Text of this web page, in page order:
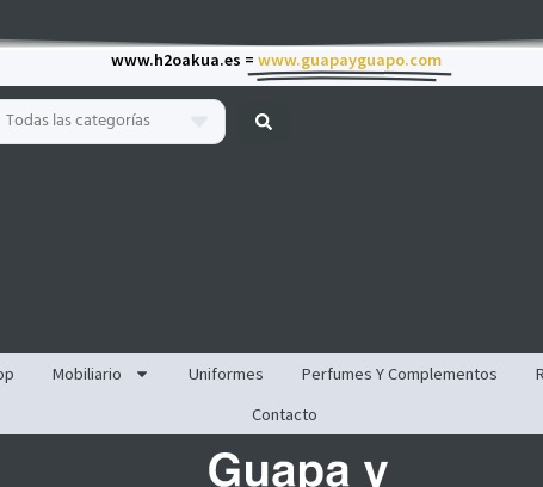
www.h2oakua.es = www.guapayguapo.com
Todas las categorías
Mobiliario Uniformes Perfumes Y Complementos
Contacto